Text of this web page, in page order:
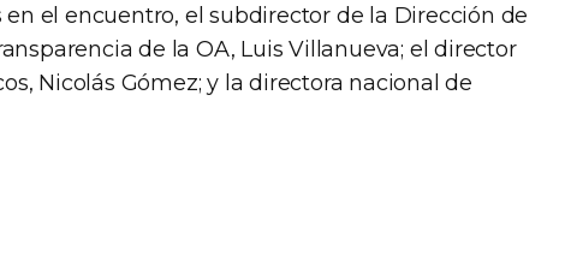
el encuentro, el subdirector de la Dirección de
de la OA, Luis Villanueva; el director
Nicolás Gómez; y la directora nacional de